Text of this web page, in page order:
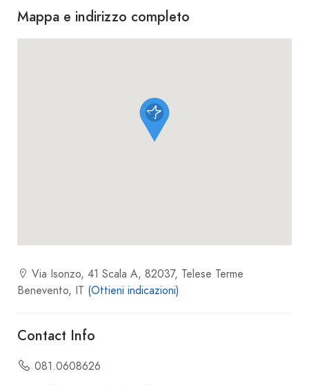
Mappa e indirizzo completo
Via Isonzo, 41 Scala A, 82037, Telese Terme
Benevento, IT (Ottieni indicazioni)
Contact Info
081.0608626